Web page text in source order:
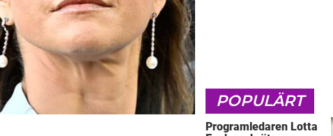
POPULÄRT
Programledaren Lotta